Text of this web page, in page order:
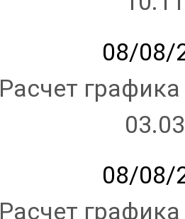
08/08/
Расчет
08/08/
Расчет